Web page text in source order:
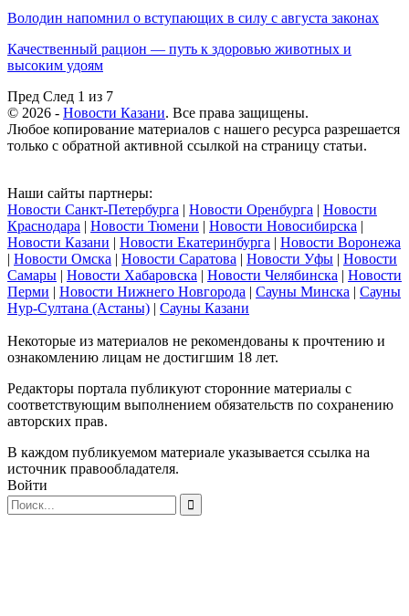
Володин напомнил о вступающих в силу с августа законах
Качественный рацион — путь к здоровью животных и
высоким удоям
Пред След 1 из 7
© 2026 - Новости Казани. Все права защищены.
Любое копирование материалов с нашего ресурса разрешается
только с обратной активной ссылкой на страницу статьи.
Наши сайты партнеры:
Новости Санкт-Петербурга | Новости Оренбурга | Новости
Краснодара | Новости Тюмени | Новости Новосибирска |
Новости Казани | Новости Екатеринбурга | Новости Воронежа
| Новости Омска | Новости Саратова | Новости Уфы | Новости
Самары | Новости Хабаровска | Новости Челябинска | Новости
Перми | Новости Нижнего Новгорода | Сауны Минска | Сауны
Нур-Султана (Астаны) | Сауны Казани
Некоторые из материалов не рекомендованы к прочтению и
ознакомлению лицам не достигшим 18 лет.
Редакторы портала публикуют сторонние материалы с
соответствующим выполнением обязательств по сохранению
авторских прав.
В каждом публикуемом материале указывается ссылка на
источник правообладателя.
Войти